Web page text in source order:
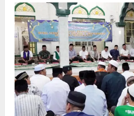
Mura
Hadiri
Rapur
Penyerahan
Raperda
Pertanggungjawaban
APBD
2025